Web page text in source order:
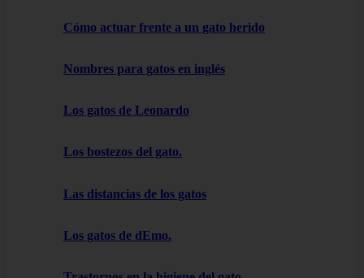
Cómo actuar frente a un gato herido
Nombres para gatos en inglés
Los gatos de Leonardo
Los bostezos del gato.
Las distancias de los gatos
Los gatos de dEmo.